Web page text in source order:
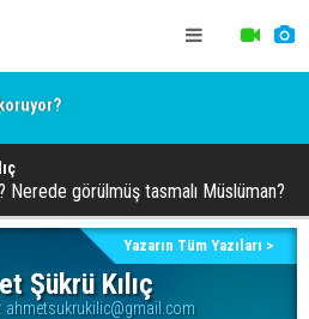
Hasan Hüseyin Varol
Nerede görülmüş tasmalı Müslüman?
Şükrü Kılıç
ahmetsukrukilic@gmail.com
Yazarın Tüm Yazıları >